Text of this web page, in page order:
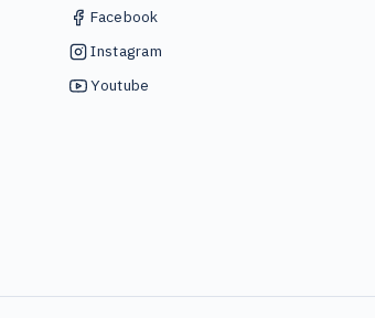
Facebook
Instagram
Youtube